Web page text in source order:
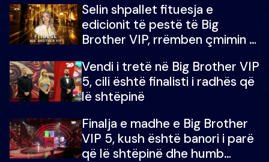
Selin shpallet fituesja e
edicionit të pestë të Big
Brother VIP, rrëmben çmimin e
Vendi i tretë në Big Brother VIP
5, cili është finalisti i radhës që
lë shtëpinë
Finalja e madhe e Big Brother
VIP 5, kush është banori i parë
që lë shtëpinë dhe humb